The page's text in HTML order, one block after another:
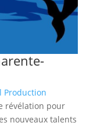
Production
révélation pour
nouveaux talents